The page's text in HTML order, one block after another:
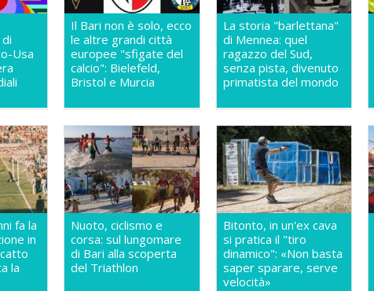
Usa
Il Bari non è solo, ecco
le altre grandi città
europee "sfigate del
calcio": Bielefeld,
Bristol e Murcia
La storia "barlettana"
di Mennea: quel
ragazzo del Sud,
senza pista, divenuto
primatista del mondo
fa la
in
la
Nuoto, ciclismo e
corsa: sul lungomare
di Bari alla scoperta
del Triathlon
Bitonto, in un'ex cava
si pratica il "tiro
dinamico": «Non basta
saper sparare, serve
velocità»